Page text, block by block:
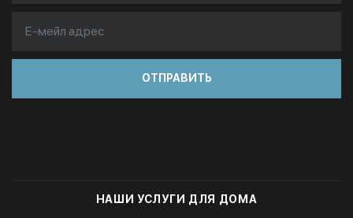
НАШИ УСЛУГИ ДЛЯ ДОМА